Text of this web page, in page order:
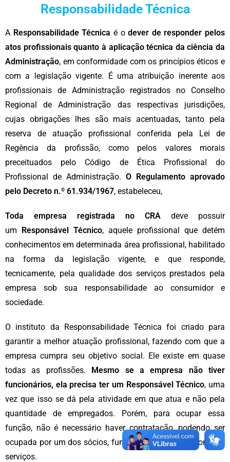
Responsabilidade Técnica
A Responsabilidade Técnica é odever de responder pelos
atos profissionais quanto à aplicação técnica da ciência da
Administração, em conformidade com os princípios éticos e
com a legislação vigente. É uma atribuição inerente aos
profissionais de Administração registrados no Conselho
Regional de Administração das respectivas jurisdições,
cujas obrigações lhes são mais acentuadas, tanto pela
reserva de atuação profissional conferida pela Lei de
Regência da profissão, como pelos valores morais
preceituados pelo Código de Ética Profissional do
Profissional de Administração. O Regulamento aprovado
pelo Decreto n.º 61.934/1967, estabeleceu,
Toda empresa registrada no CRA deve possuir
um Responsável Técnico, aquele profissional que detém
conhecimentos em determinada área profissional, habilitado
na forma da legislação vigente, e que responde,
tecnicamente, pela qualidade dos serviços prestados pela
empresa sob sua responsabilidade ao consumidor e
sociedade.
O instituto da Responsabilidade Técnica foi criado para
garantir a melhor atuação profissional, fazendo com que a
empresa cumpra seu objetivo social. Ele existe em quase
todas as profissões. Mesmo se a empresa não tiver
funcionários, ela precisa ter um Responsável Técnico, uma
vez que isso se dá pela atividade em que atua e não pela
quantidade de empregados. Porém, para ocupar essa
função, não é necessário haver contratação, podendo ser
ocupada por um dos sócios, funcionários ou prestadores de
serviços.